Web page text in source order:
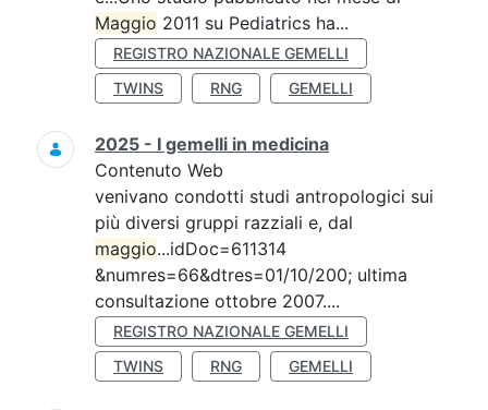
Maggio 2011 su Pediatrics ha...
REGISTRO NAZIONALE GEMELLI
TWINS
RNG GEMELLI
2025 - I gemelli in medicina
Contenuto Web
venivano condotti studi antropologici sui
più diversi gruppi razziali e, dal
maggio...idDoc=611314
&numres=66&dtres=01/10/200; ultima
consultazione ottobre 2007....
REGISTRO NAZIONALE GEMELLI
TWINS
RNG GEMELLI